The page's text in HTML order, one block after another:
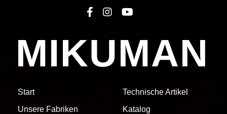
MIKUMAN
Start
Unsere Fabriken
Technische Artikel
Katalog